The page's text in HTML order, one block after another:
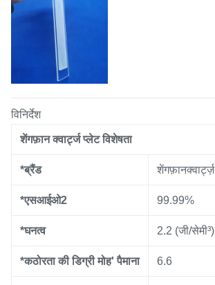
विनिर्देश
शेंगफ़ान क्वार्ट्ज प्लेट विशेषता
*ब्रैंड शेंगफ़ानक्वार्ट्ज़
*एसआईओ2 99.99%
*घनत्व 2.2 (जी/सेमी³)
*कठोरता की डिग्री मोह' पैमाना 6.6